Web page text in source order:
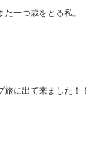
一つ歳をとる私。
に出て来ました！！